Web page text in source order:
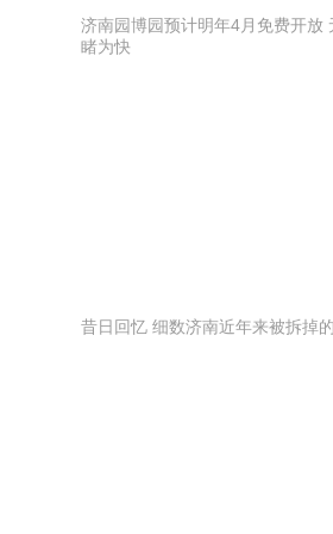
济南园博园预计明年4月免费开放
睹为快
昔日回忆 细数济南近年来被拆掉